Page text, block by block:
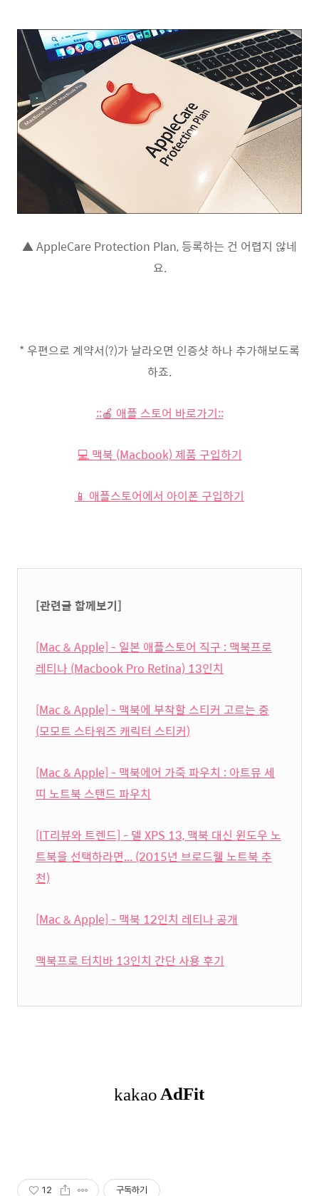
▲ AppleCare Protection Plan, 등록하는 건 어렵지 않네
요.
* 우편으로 계약서(?)가 날라오면 인증샷 하나 추가해보도록
하죠.
::🍎 애플 스토어 바로가기::
💻 맥북 (Macbook) 제품 구입하기
📱 애플스토어에서 아이폰 구입하기
[관련글 함께보기]
[Mac & Apple] - 일본 애플스토어 직구 : 맥북프로
레티나 (Macbook Pro Retina) 13인치
[Mac & Apple] - 맥북에 부착할 스티커 고르는 중
(모모트 스타워즈 캐릭터 스티커)
[Mac & Apple] - 맥북에어 가죽 파우치 : 아트뮤 세
띠 노트북 스탠드 파우치
[IT리뷰와 트렌드] - 델 XPS 13, 맥북 대신 윈도우 노
트북을 선택하라면... (2015년 브로드웰 노트북 추
천)
[Mac & Apple] - 맥북 12인치 레티나 공개
맥북프로 터치바 13인치 간단 사용 후기
12 구독하기